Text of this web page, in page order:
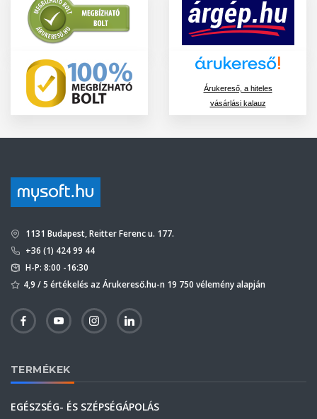
Árukereső, a hiteles
vásárlási kalauz
1131 Budapest, Reitter Ferenc u. 177.
+36 (1) 424 99 44
H-P: 8:00 -16:30
4,9 / 5 értékelés az Árukereső.hu-n 19 750 vélemény alapján
TERMÉKEK
EGÉSZSÉG- ÉS SZÉPSÉGÁPOLÁS